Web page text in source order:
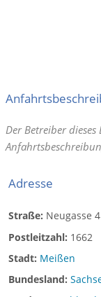
Der Betreiber
Adresse
Straße: Neugasse
Postleitzahl: 1662
Stadt: Meißen
Bundesland: